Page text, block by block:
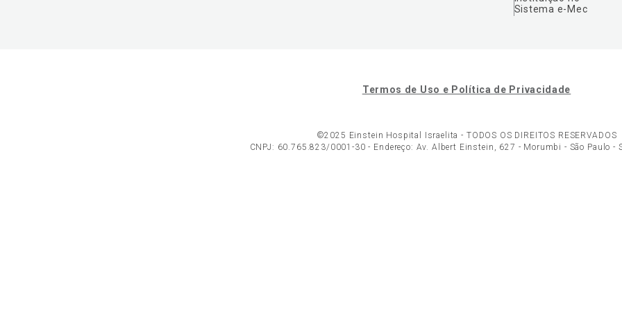
Sistema e-Mec
Termos de Uso e Política de Privacidade
©2025 Einstein Hospital Israelita - TODOS OS DIREITOS RESERVADOS
CNPJ: 60.765.823/0001-30 - Endereço: Av. Albert Einstein, 627 - Morumbi - São Paulo -